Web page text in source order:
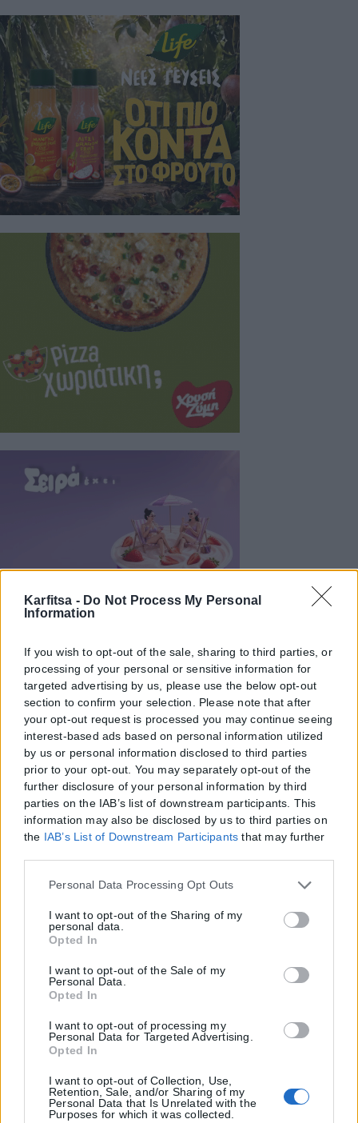
Karfitsa - Do Not Process My Personal
Information
If you wish to opt-out of the sale, sharing to third parties, or
processing of your personal or sensitive information for
targeted advertising by us, please use the below opt-out
section to confirm your selection. Please note that after
your opt-out request is processed you may continue seeing
interest-based ads based on personal information utilized
by us or personal information disclosed to third parties
prior to your opt-out. You may separately opt-out of the
further disclosure of your personal information by third
parties on the IAB’s list of downstream participants. This
information may also be disclosed by us to third parties on
the IAB’s List of Downstream Participants that may further
Please note that this website/app uses one or more Google
but not limited to your visit or usage behaviour. You may
click to grant or deny consent to Google and its third-party
tags to use your data for below specified purposes in below
Google consent section.
Personal Data Processing Opt Outs
I want to opt-out of the Sharing of my
personal data.
Opted In
I want to opt-out of the Sale of my
Personal Data.
Opted In
I want to opt-out of processing my
Personal Data for Targeted Advertising.
Opted In
I want to opt-out of Collection, Use,
Retention, Sale, and/or Sharing of my
Personal Data that Is Unrelated with the
Purposes for which it was collected.